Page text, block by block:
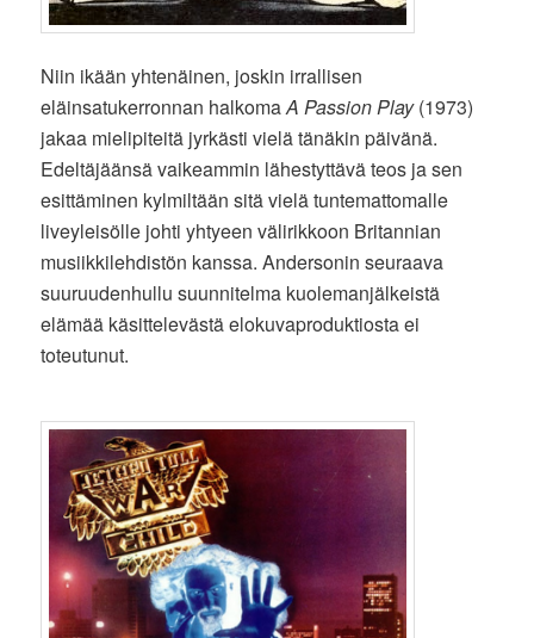
Niin ikään yhtenäinen, joskin irrallisen
eläinsatukerronnan halkomaA Passion Play(1973)
jakaa mielipiteitä jyrkästi vielä tänäkin päivänä.
Edeltäjäänsä vaikeammin lähestyttävä teos ja sen
esittäminen kylmiltään sitä vielä tuntemattomalle
liveyleisölle johti yhtyeen välirikkoon Britannian
musiikkilehdistön kanssa. Andersonin seuraava
suuruudenhullu suunnitelma kuolemanjälkeistä
elämää käsittelevästä elokuvaproduktiosta ei
toteutunut.